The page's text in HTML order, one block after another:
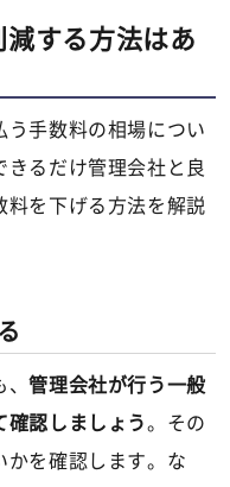
する方法はあ
う手数料の相場につい
きるだけ管理会社と良
料を下げる方法を解説
、管理会社が行う一般
確認しましょう。その
かを確認します。な